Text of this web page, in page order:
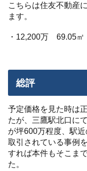
こちらは住友不動産
ます。
・12,200万 69.05
総評
予定価格を見た時は
たが、三鷹駅北口に
が坪600万程度、駅
取引されている事例
すれば本件もそこま
た。